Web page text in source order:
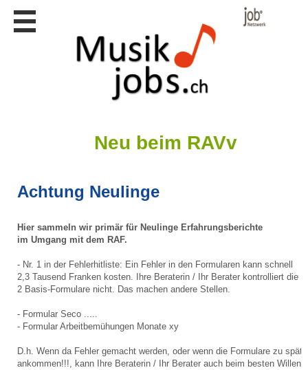
Stellen
JOB-
Lehrstellen
finden
Lehrstellen
gratis
inserieren
Neu beim RAVv
Achtung Neulinge
Hier sammeln wir primär für Neulinge Erfahrungsberichte
im Umgang mit dem RAF.
- Nr. 1 in der Fehlerhitliste: Ein Fehler in den Formularen kann schnell
2,3 Tausend Franken kosten. Ihre Beraterin / Ihr Berater kontrolliert die
2 Basis-Formulare nicht. Das machen andere Stellen.
- Formular Seco .....
- Formular Arbeitbemühungen Monate xy
D.h. Wenn da Fehler gemacht werden, oder wenn die Formulare zu spät
ankommen!!!, kann Ihre Beraterin / Ihr Berater auch beim besten Willen